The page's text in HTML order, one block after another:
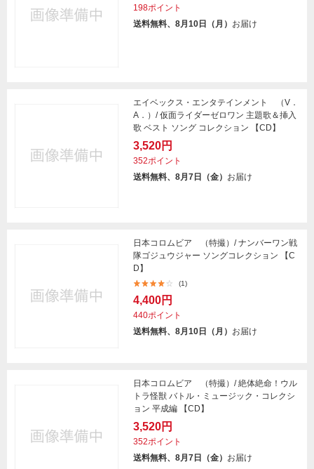
198ポイント
送料無料、8月10日（月） お届け
エイベックス・エンタテインメント （V．
A．）/ 仮面ライダーゼロワン 主題歌＆挿入
歌 ベスト ソング コレクション 【CD】
3,520円
352ポイント
送料無料、8月7日（金） お届け
日本コロムビア （特撮）/ ナンバーワン戦
隊ゴジュウジャー ソングコレクション 【C
D】
(1)
4,400円
440ポイント
送料無料、8月10日（月） お届け
日本コロムビア （特撮）/ 絶体絶命！ウル
トラ怪獣 バトル・ミュージック・コレクシ
ョン 平成編 【CD】
3,520円
352ポイント
送料無料、8月7日（金） お届け